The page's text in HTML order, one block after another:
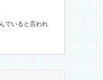
でいると言われ